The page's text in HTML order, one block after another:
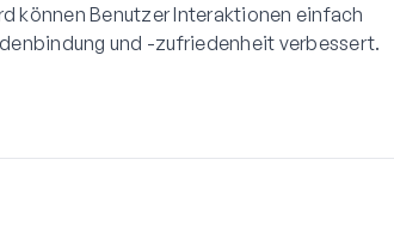
können Benutzer Interaktionen einfach
und -zufriedenheit verbessert.